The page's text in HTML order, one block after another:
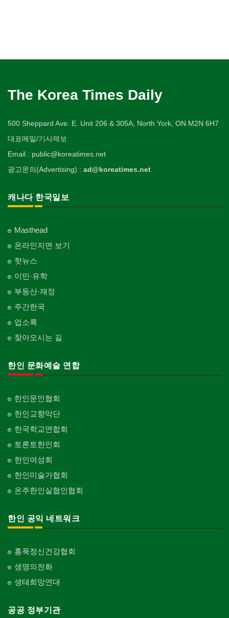
The Korea Times Daily
500 Sheppard Ave. E. Unit 206 & 305A, North York, ON M2N 6H7
대표메일/기사제보
Email : public@koreatimes.net
광고문의(Advertising) : ad@koreatimes.net
캐나다 한국일보
Masthead
온라인지면 보기
핫뉴스
이민·유학
부동산·재정
주간한국
업소록
찾아오시는 길
한인 문화예술 연합
한인문인협회
한인교향악단
한국학교연합회
토론토한인회
한인여성회
한인미술가협회
온주한인실협인협회
한인 공익 네트워크
홍푹정신건강협회
생명의전화
생태희망연대
공공 정부기관